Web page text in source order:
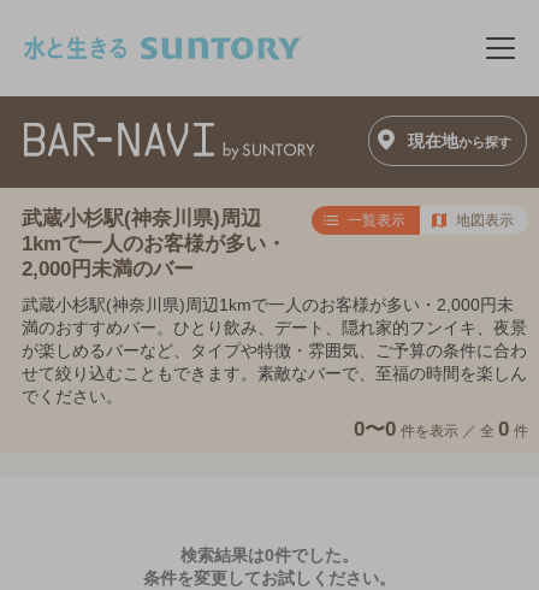
メ
現在地から探す
武蔵小杉駅(神奈川県)周辺
1kmで一人のお客様が多い・
2,000円未満のバー
一覧表示 地図表示
武蔵小杉駅(神奈川県)周辺1kmで一人のお客様が多い・2,000円未
満のおすすめバー。ひとり飲み、デート、隠れ家的フンイキ、夜景
が楽しめるバーなど、タイプや特徴・雰囲気、ご予算の条件に合わ
せて絞り込むこともできます。素敵なバーで、至福の時間を楽しん
でください。
0〜0 件を表示 ／ 全 0 件
検索結果は0件でした。
条件を変更してお試しください。